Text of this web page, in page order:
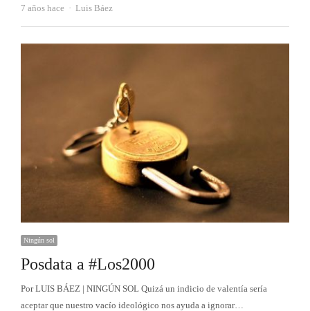
7 años hace Autor
Luis Báez
Ningún sol
Posdata a #Los2000
Por LUIS BÁEZ | NINGÚN SOL Quizá un indicio de valentía sería
aceptar que nuestro vacío ideológico nos ayuda a ignorar…